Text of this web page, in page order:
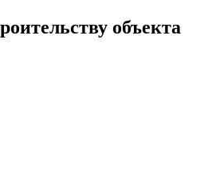
объекта